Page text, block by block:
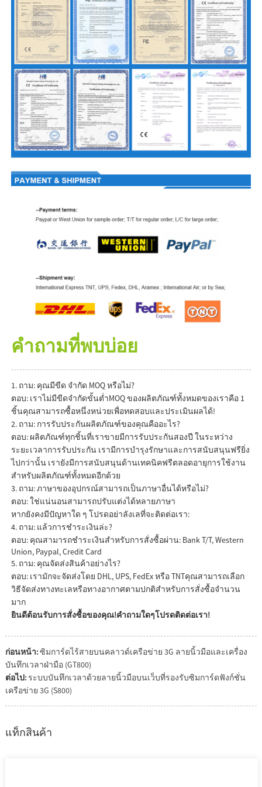
คำถามที่พบบ่อย
1. ถาม: คุณมีขีด จำกัด MOQ หรือไม่?
ตอบ: เราไม่มีขีดจำกัดขั้นต่ำMOQ ของผลิตภัณฑ์ทั้งหมดของเราคือ 1
ชิ้นคุณสามารถซื้อหนึ่งหน่วยเพื่อทดสอบและประเมินผลได้!
2. ถาม: การรับประกันผลิตภัณฑ์ของคุณคืออะไร?
ตอบ: ผลิตภัณฑ์ทุกชิ้นที่เราขายมีการรับประกันสองปี ในระหว่าง
ระยะเวลาการรับประกัน เรามีการบำรุงรักษาและการสนับสนุนฟรียิ่ง
ไปกว่านั้น เรายังมีการสนับสนุนด้านเทคนิคฟรีตลอดอายุการใช้งาน
สำหรับผลิตภัณฑ์ทั้งหมดอีกด้วย
3. ถาม: ภาษาของอุปกรณ์สามารถเป็นภาษาอื่นได้หรือไม่?
ตอบ: ใช่แน่นอนสามารถปรับแต่งได้หลายภาษา
หากยังคงมีปัญหาใด ๆ โปรดอย่าลังเลที่จะติดต่อเรา:
4. ถาม: แล้วการชำระเงินล่ะ?
ตอบ: คุณสามารถชำระเงินสำหรับการสั่งซื้อผ่าน: Bank T/T, Western
Union, Paypal, Credit Card
5. ถาม: คุณจัดส่งสินค้าอย่างไร?
ตอบ: เรามักจะจัดส่งโดย DHL, UPS, FedEx หรือ TNTคุณสามารถเลือก
วิธีจัดส่งทางทะเลหรือทางอากาศตามปกติสำหรับการสั่งซื้อจำนวน
มาก
ยินดีต้อนรับการสั่งซื้อของคุณ!คำถามใดๆโปรดติดต่อเรา!
ก่อนหน้า:ซิมการ์ดไร้สายบนคลาวด์เครือข่าย 3G ลายนิ้วมือและเครื่อง
บันทึกเวลาฝ่ามือ (GT800)
ต่อไป: ระบบบันทึกเวลาด้วยลายนิ้วมือบนเว็บที่รองรับซิมการ์ดฟังก์ชั่น
เครือข่าย 3G (S800)
แท็กสินค้า